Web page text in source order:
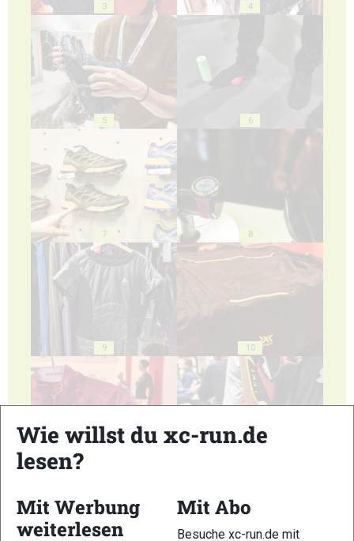
3 4
5 6
7 8
9 10
Wie willst du xc-run.de
lesen?
Mit Werbung
weiterlesen
Mit Abo
Besuche xc-run.de mit